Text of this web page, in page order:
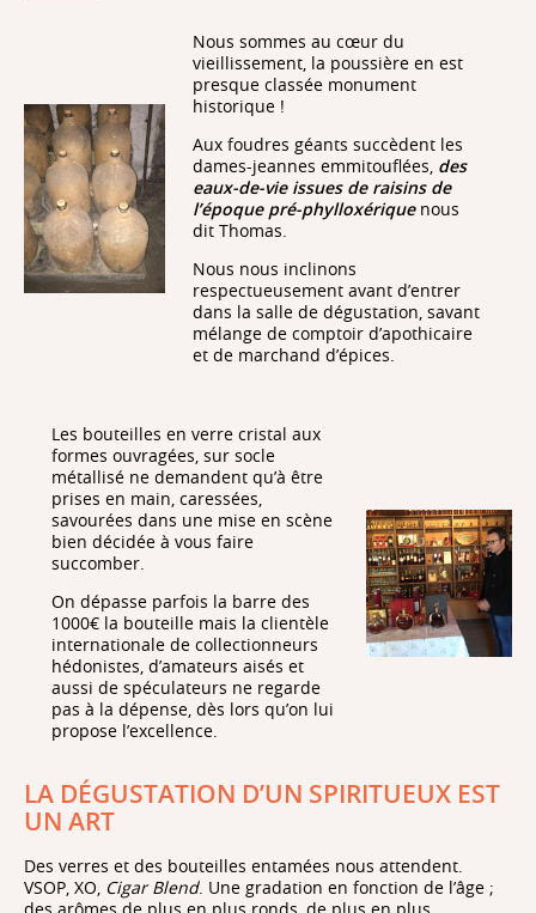
Nous sommes au cœur du
vieillissement, la poussière en est
presque classée monument
historique !
Aux foudres géants succèdent les
dames-jeannes emmitouflées, des
eaux-de-vie issues de raisins de
l’époque pré-phylloxériquenous
dit Thomas.
Nous nous inclinons
respectueusement avant d’entrer
dans la salle de dégustation, savant
mélange de comptoir d’apothicaire
et de marchand d’épices.
Les bouteilles en verre cristal aux
formes ouvragées, sur socle
métallisé ne demandent qu’à être
prises en main, caressées,
savourées dans une mise en scène
bien décidée à vous faire
succomber.
On dépasse parfois la barre des
1000€ la bouteille mais la clientèle
internationale de collectionneurs
hédonistes, d’amateurs aisés et
aussi de spéculateurs ne regarde
pas à la dépense, dès lors qu’on lui
propose l’excellence.
LA DÉGUSTATION D’UN SPIRITUEUX EST
UN ART
Des verres et des bouteilles entamées nous attendent.
VSOP, XO, Cigar Blend. Une gradation en fonction de l’âge ;